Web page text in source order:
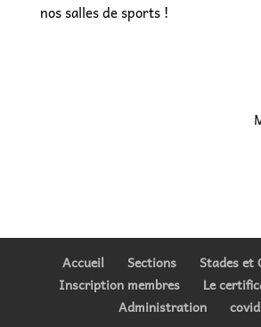
nos salles de sports !
Accueil Sections
Stades et
Inscription membres
Le
Administration
covid